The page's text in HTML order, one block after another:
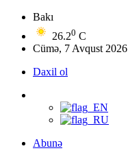
Bakı
26.20 C
Cümə, 7 Avqust 2026
Daxil ol
Abunə